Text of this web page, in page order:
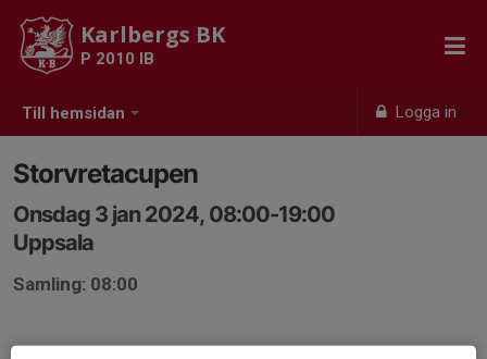
Till hemsidan Logga in
Karlbergs BK
P 2010 IB
Storvretacupen
Onsdag 3 jan 2024, 08:00-19:00
Uppsala
Samling: 08:00